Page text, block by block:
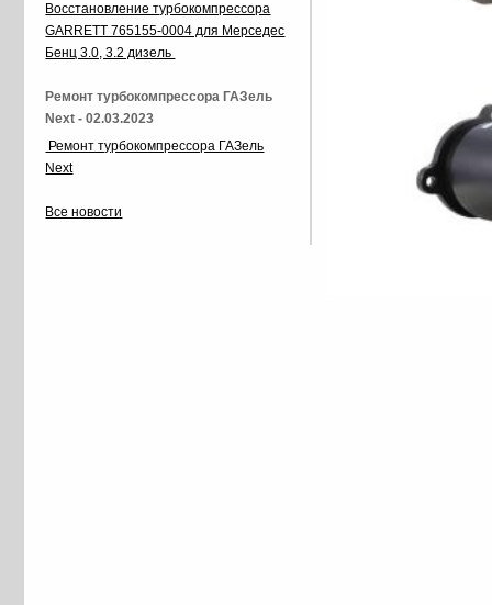
Восстановление турбокомпрессора
GARRETT 765155-0004 для Мерседес
Бенц 3.0, 3.2 дизель
Ремонт турбокомпрессора ГАЗель
Next - 02.03.2023
Ремонт турбокомпрессора ГАЗель
Next
Все новости